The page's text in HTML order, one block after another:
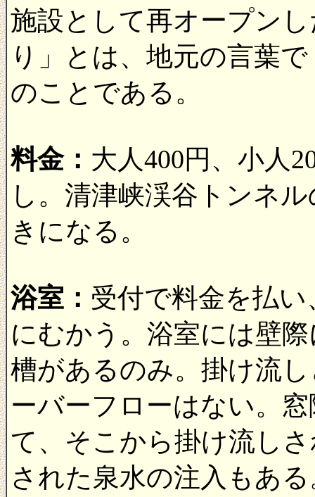
施設として再オープン
り」とは、地元の言葉
のことである。
料金： 大人400円、小人
し。清津峡渓谷トンネ
きになる。
浴室： 受付で料金を払
にむかう。浴室には壁
槽があるのみ。掛け流
ーバーフローはない。
て、そこから掛け流し
された泉水の注入もあ